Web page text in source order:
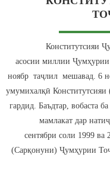
Конститутсияи
асосии миллии
ноябр таҷлил мешавад. 6
умумихалқӣ
гардид. Баъдтар, вобаста
мамлакат дар
сентябри соли 1999 ва
(Сарқонуни) Ҷумҳурии